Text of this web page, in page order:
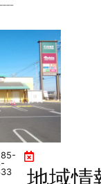
山店
地域情